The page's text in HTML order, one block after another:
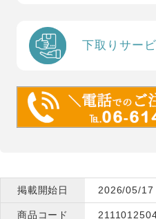
下取りサー
掲載開始日 2026/05/17
商品コード